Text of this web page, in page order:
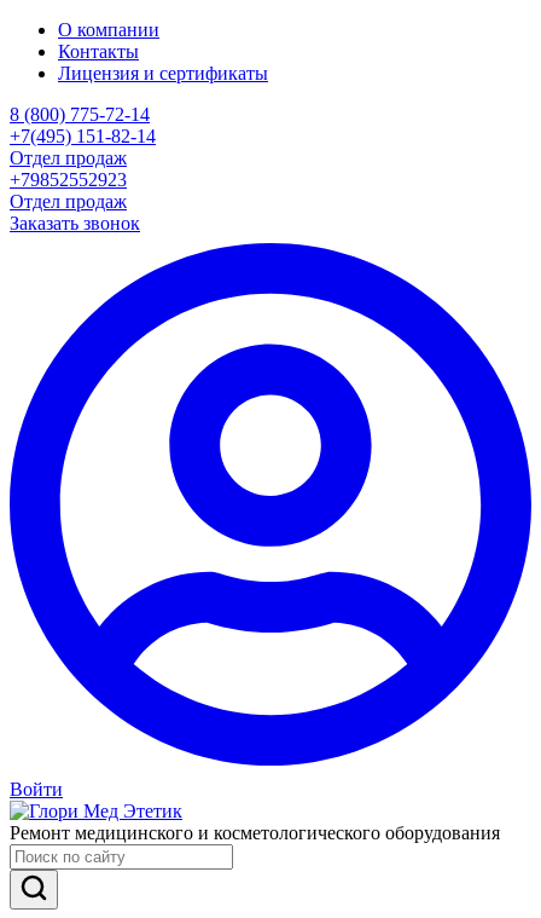
О компании
Контакты
Лицензия и сертификаты
8 (800) 775-72-14
+7(495) 151-82-14
Отдел продаж
+79852552923
Отдел продаж
Заказать звонок
Войти
Ремонт медицинского и косметологического оборудования